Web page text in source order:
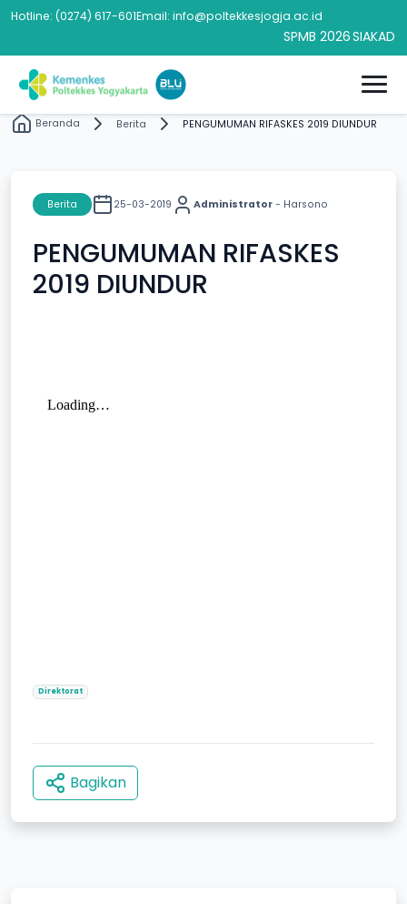
Hotline: (0274) 617-601Email: info@poltekkesjogja.ac.id
SPMB 2026SIAKAD
Beranda Berita PENGUMUMAN RIFASKES 2019 DIUNDUR
Berita 25-03-2019 Administrator - Harsono
PENGUMUMAN RIFASKES
2019 DIUNDUR
Direktorat
Bagikan